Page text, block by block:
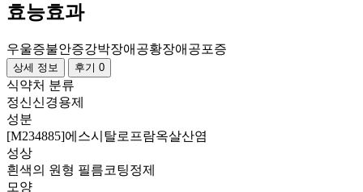
효능효과
우울증불안증강박장애 공황장애 공포증
상세 정보 후기 0
식약처 분류
정신신경용제
성분
[M234885]에스시탈로프람옥살산염
성상
흰색의 원형 필름코팅정제
모양